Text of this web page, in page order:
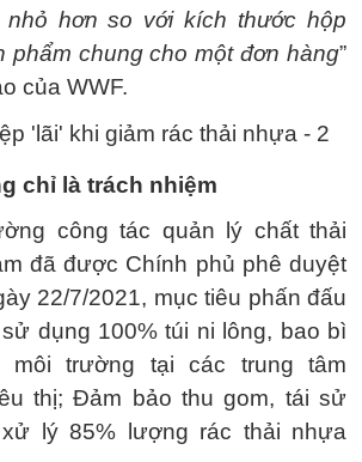
nhỏ hơn so với kích thước hộp
phẩm chung cho một đơn hàng”
của WWF.
chỉ là trách nhiệm
công tác quản lý chất thải
đã được Chính phủ phê duyệt
22/7/2021, mục tiêu phấn đấu
dụng 100% túi ni lông, bao bì
môi trường tại các trung tâm
thị; Đảm bảo thu gom, tái sử
lý 85% lượng rác thải nhựa